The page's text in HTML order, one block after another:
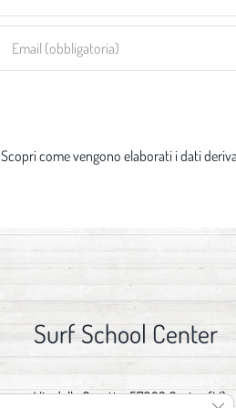
Scopri come vengono elaborati i dati
Surf School Center
Via delle Gorette, 57023 Cecina (LI)